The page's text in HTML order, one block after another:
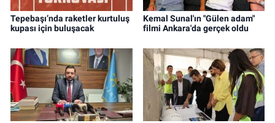
Tepebaşı’nda raketler kurtuluş
kupası için buluşacak
Kemal Sunal'ın "Gülen adam"
filmi Ankara'da gerçek oldu